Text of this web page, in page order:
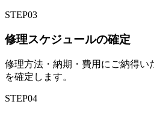
STEP03
修理スケジュールの確定
修理方法・納期・費用にご納得い
を確定します。
STEP04